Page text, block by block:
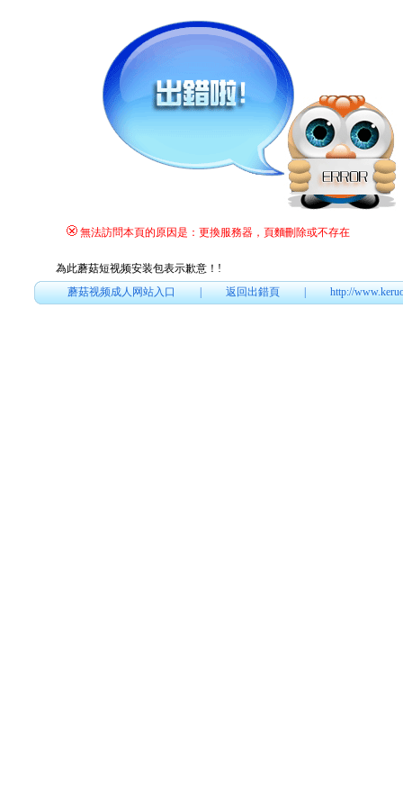
無法訪問本頁的原因是：更換服務器，頁麵刪除或不存在
為此蘑菇短视频安装包表示歉意！ !
蘑菇视频成人网站入口|返回出錯頁|http://